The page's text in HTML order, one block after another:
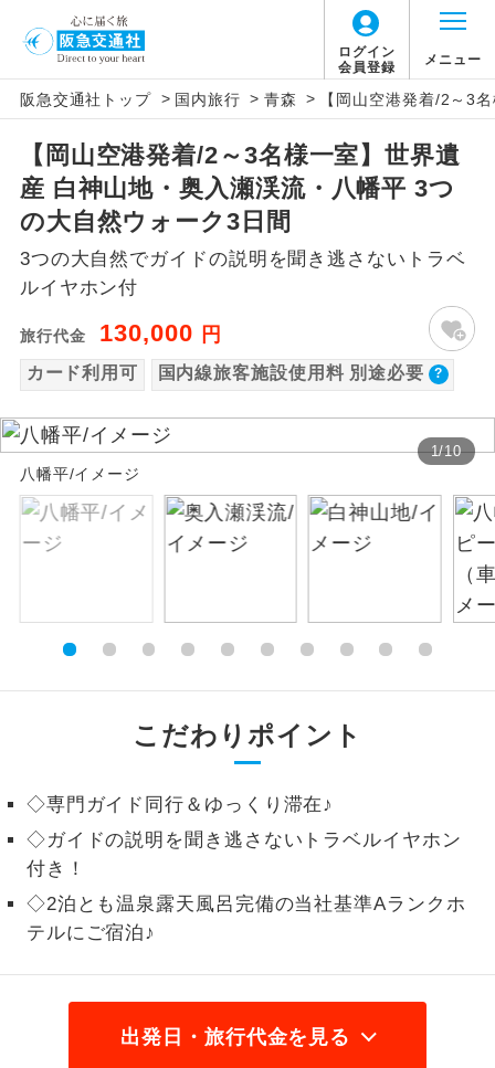
ログイン
会員登録
メニュー
阪急交通社トップ > 国内旅行 > 青森 > 【岡山空港発着/2～3
【岡山空港発着/2～3名様一室】世界遺
産 白神山地・奥入瀬渓流・八幡平 3つ
の大自然ウォーク3日間
3つの大自然でガイドの説明を聞き逃さないトラベ
ルイヤホン付
旅行代金 130,000 円
カード利用可 国内線旅客施設使用料 別途必要
1/10
八幡平/イメージ
こだわりポイント
◇専門ガイド同行＆ゆっくり滞在♪
◇ガイドの説明を聞き逃さないトラベルイヤホン
付き！
◇2泊とも温泉露天風呂完備の当社基準Aランクホ
テルにご宿泊♪
出発日・旅行代金を見る
【国内旅客施設使用料について】
旅行代金に国内旅客施設使用料は含まれてお
りません。別途お支払いが必要となります。
羽田空港：大人1,800円、子供1,800円、幼児
1,800円
2026/10/6〜2027/6/4 羽田空港：大人2,320
円、子供2,320円、幼児2,320円
2027/6/5〜 羽田空港：大人2,360円、子供
2,360円、幼児2,360円
アイコン 説明
添乗員同行
往路出発空港（駅）から復路到着空港
（駅）まで同行します。
現地添乗員同
行
現地到着空港（駅）から最終日出発空港
（駅）まで添乗員が同行します。
バスガイド乗
務
バスガイドが乗務し、車内での観光案内
があります。
世界遺産
ユネスコに登録されている文化遺産や自
絶景スポットに立ち寄るコースです。
露天風呂
ご宿泊ホテルに露天風呂が付いていま
ご宿泊ホテルに大浴場が付いています。
全食事付き
事の心配はいりません。（機内食を除
く）
だけます。
をじっくり聞くことができます。
1名様催行
1名様から出発可能な個人型プランで
す。